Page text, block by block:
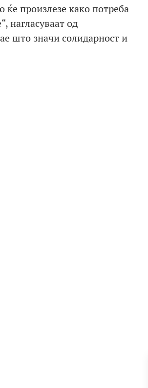
ќе произлезе како потреба
нагласуваат од
што значи солидарност и